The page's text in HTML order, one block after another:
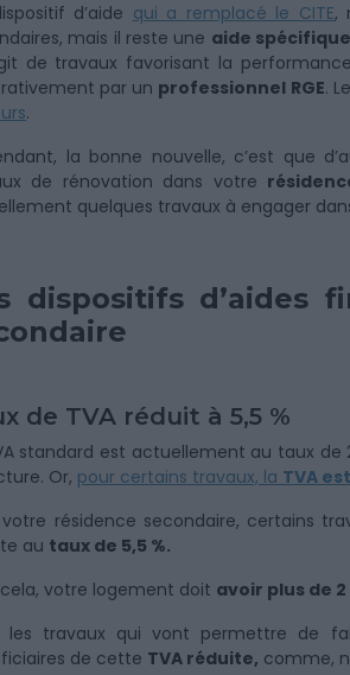
d’aide qui a remplacé le CITE,
mais il reste une aide spécifique
de travaux favorisant la
par un professionnel RGE.
.
la bonne nouvelle, c’est que
de rénovation dans votre
quelques travaux à engager
dispositifs d’aides
de TVA réduit à 5,5 %
standard est actuellement au taux
Or, pour certains travaux, la TVA
votre résidence secondaire, certains
au taux de 5,5 %.
cela, votre logement doit avoir plus de
les travaux qui vont permettre de
de cette TVA réduite, comme,